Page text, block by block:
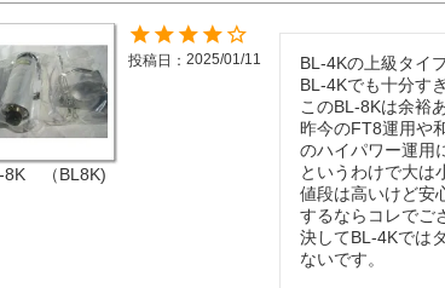
8K （BL8K)
投稿日 2025/01/11
BL-4Kの上級タイ
BL-4Kでも十分す
このBL-8Kは余裕
昨今のFT8運用や
のハイパワー運用
というわけで大は
値段は高いけど安
するならコレでご
決してBL-4Kでは
ないです。